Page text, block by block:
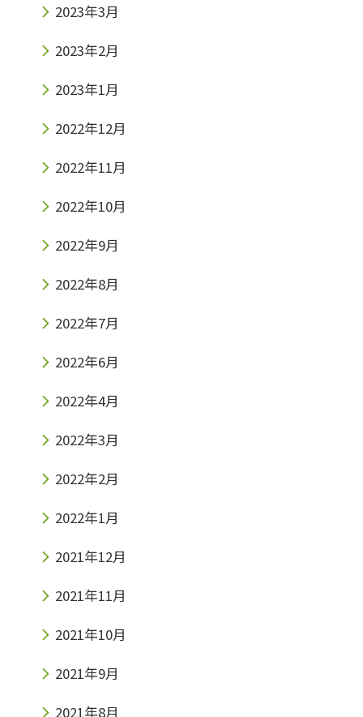
2023年3月
2023年2月
2023年1月
2022年12月
2022年11月
2022年10月
2022年9月
2022年8月
2022年7月
2022年6月
2022年4月
2022年3月
2022年2月
2022年1月
2021年12月
2021年11月
2021年10月
2021年9月
2021年8月